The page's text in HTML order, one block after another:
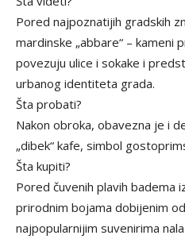
Pored najpoznatijih gradskih
mardinske „abbare“ – kameni
povezuju ulice i sokake i
urbanog identiteta grada.
Šta probati?
Nakon obroka, obavezna je i
„dibek“ kafe, simbol
Šta kupiti?
Pored čuvenih plavih badema
prirodnim bojama dobijenim
najpopularnijim suvenirima